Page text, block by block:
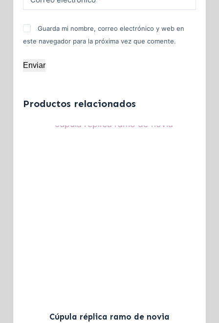
Guarda mi nombre, correo electrónico y web en
este navegador para la próxima vez que comente.
Enviar
Productos relacionados
Cúpula réplica ramo de novia